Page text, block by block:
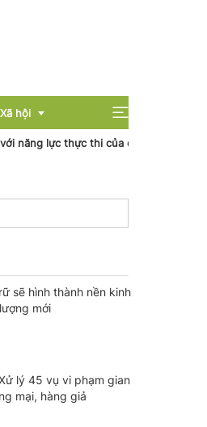
Xã hội
thực thi của địa phương
sẽ hình thành nền kinh
mới
lý 45 vụ vi phạm gian
mại, hàng giả